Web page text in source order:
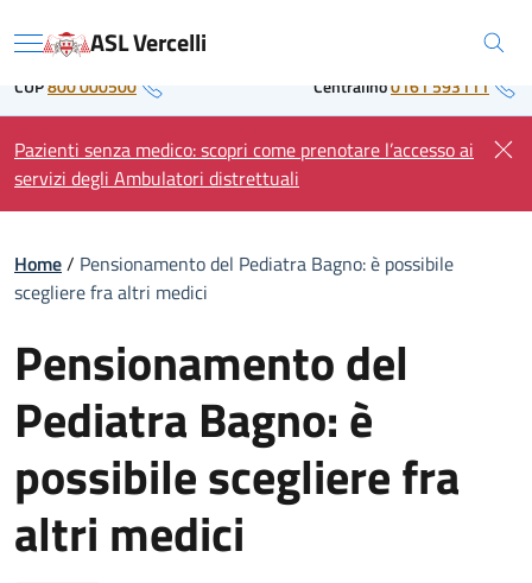
to Regione Piemonte
Menu ASL Vercelli
CUP800 000500 Centralino0161 593111
Pazienti senza medico: scopri come prenotare l’accesso ai
servizi degli Ambulatori distrettuali
Home/ Pensionamento del Pediatra Bagno: è possibile
scegliere fra altri medici
Pensionamento del
Pediatra Bagno: è
possibile scegliere fra
altri medici